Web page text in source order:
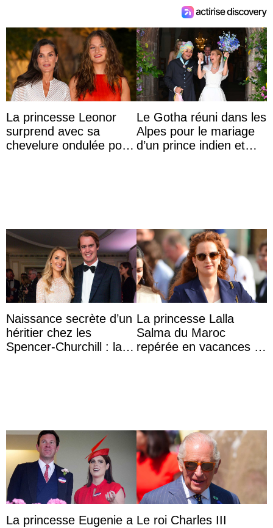
La princesse Leonor
surprend avec sa
chevelure ondulée pour
Le Gotha réuni dans les
Alpes pour le mariage
d’un prince indien et
Naissance secrète d’un
héritier chez les
Spencer-Churchill : la
La princesse Lalla
Salma du Maroc
repérée en vacances à
La princesse Eugenie a Le roi Charles III